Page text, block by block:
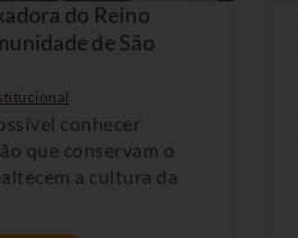
do Reino
de São
conhecer
que conservam o
a cultura da